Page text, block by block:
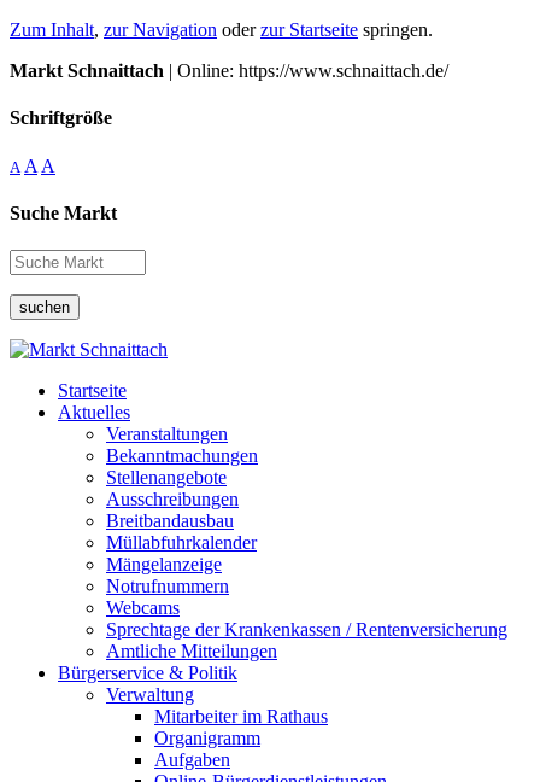
Zum Inhalt, zur Navigation oderzur Startseite springen.
Markt Schnaittach | Online: https://www.schnaittach.de/
Schriftgröße
A A A
Suche Markt
suchen
Startseite
Aktuelles
Veranstaltungen
Bekanntmachungen
Stellenangebote
Ausschreibungen
Breitbandausbau
Müllabfuhrkalender
Mängelanzeige
Notrufnummern
Webcams
Sprechtage der Krankenkassen / Rentenversicherung
Amtliche Mitteilungen
Bürgerservice & Politik
Verwaltung
Mitarbeiter im Rathaus
Organigramm
Aufgaben